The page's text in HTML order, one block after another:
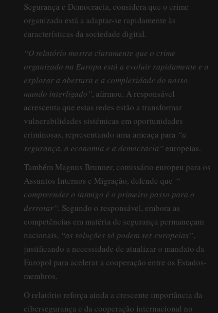
Segurança e Democracia, considera que o crime
organizado está a adaptar-se rapidamente às
características da sociedade digital.
“O relatório mostra claramente que o crime
organizado na Europa está a evoluir rapidamente e a
explorar a abertura e a complexidade do nosso
mundo interligado”, afirmou. A responsável
acrescenta que estas redes estão a transformar
vulnerabilidades sistémicas em oportunidades
criminosas, representando uma ameaça para “a
segurança, a economia e a democracia” europeias.
Também Magnus Brunner, comissário europeu para os
Assuntos Internos e Migração, defende que “​
compreender o inimigo é o primeiro passo para o
derrotar”. Segundo o responsável, embora as
competências em matéria de segurança permaneçam
nacionais, “as soluções só podem ser europeias”,
justificando a necessidade de atualizar o mandato da
Europol para acelerar a cooperação entre os Estados-
membros.
O relatório reforça ainda a crescente importância da
cibersegurança e da cooperação internacional no